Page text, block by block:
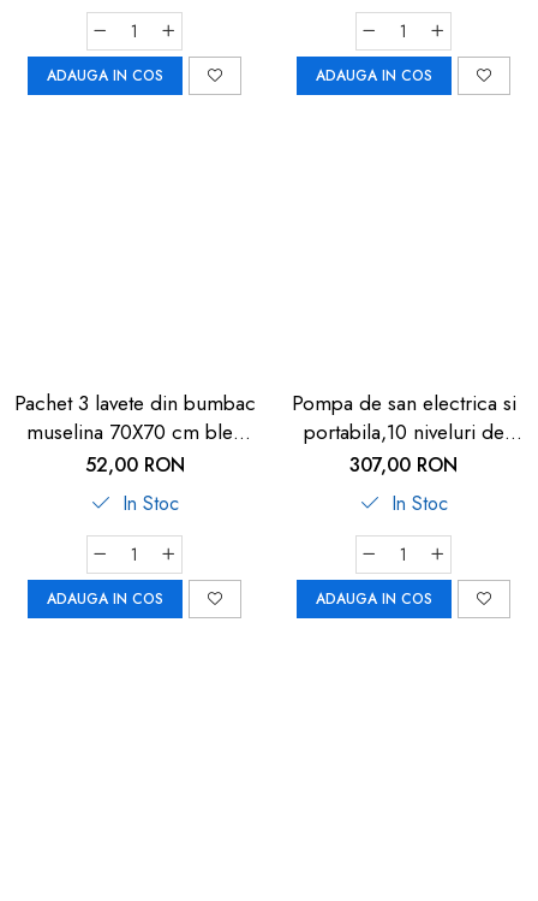
ADAUGA IN COS ADAUGA IN COS
Pachet 3 lavete din bumbac
muselina 70X70 cm bleu
GRUENSPECHT 167-V2
52,00 RON
In Stoc
ADAUGA IN COS
Pompa de san electrica si
portabila,10 niveluri de
extragere, 5 niveluri de
masaj, display LED, functie
de memorie, capacitate
180ml, U-Grow
307,00 RON
In Stoc
ADAUGA IN COS